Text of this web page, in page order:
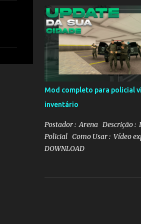
Mod completo para policial
inventário
Postador : Arena Descrição :
Policial Como Usar : Vídeo
DOWNLOAD